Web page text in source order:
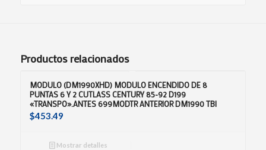
Productos relacionados
MODULO (DM1990XHD) MODULO ENCENDIDO DE 8
PUNTAS 6 Y 2 CUTLASS CENTURY 85-92 D199
«TRANSPO».ANTES 699MODTR ANTERIOR DM1990 TBI
$453.49
Mostrar detalles